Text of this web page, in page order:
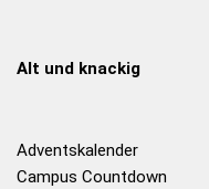
Alt und knackig
Adventskalender
Campus Countdown